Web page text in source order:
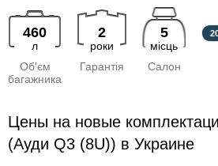
460
л
Об'єм
багажника
2
роки
Гарантія
5
місць
Салон
Цены на новые
(Ауди Q3 (8U)) в Украине